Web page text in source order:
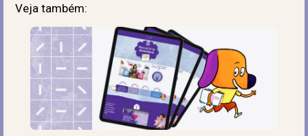
Veja também: